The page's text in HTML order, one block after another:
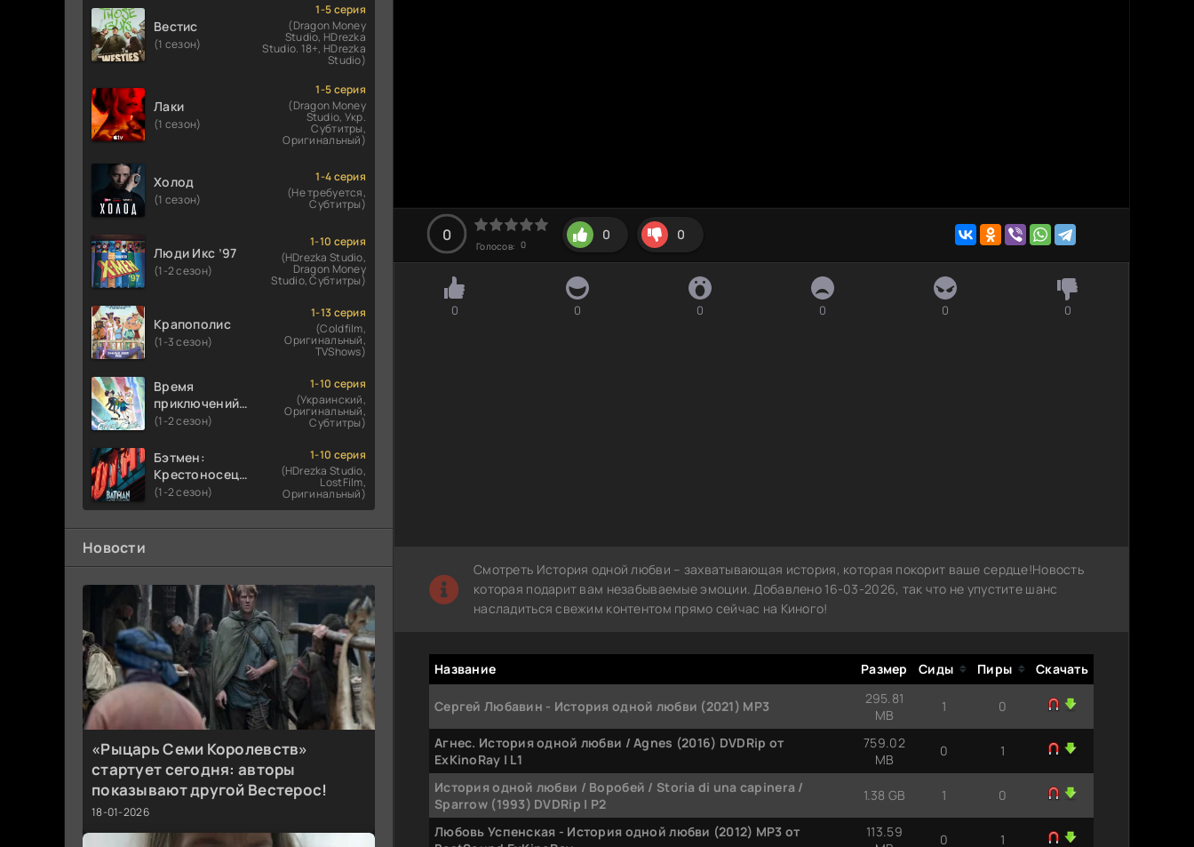
Вестис
(1 сезон)
1-5 серия
(Dragon Money
Studio, HDrezka
Studio. 18+, HDrezka
Studio)
Лаки
(1 сезон)
1-5 серия
(Dragon Money
Studio, Укр.
Субтитры,
Оригинальный)
Холод
(1 сезон)
1-4 серия
(Не требуется,
Субтитры)
Люди Икс ’97
(1-2 сезон)
1-10 серия
(HDrezka Studio,
Dragon Money
Studio, Субтитры)
Крапополис
(1-3 сезон)
1-13 серия
(Coldfilm,
Оригинальный,
TVShows)
Время
приключений:
Фионна и Кейк
(1-2 сезон)
1-10 серия
(Украинский,
Оригинальный,
Субтитры)
Бэтмен:
Крестоносец в
плаще
(1-2 сезон)
1-10 серия
(HDrezka Studio,
LostFilm,
Оригинальный)
Новости
«Рыцарь Семи Королевств»
стартует сегодня: авторы
показывают другой Вестерос!
18-01-2026
0
Голосов: 0
0 0
0 0 0 0 0 0
Смотреть История одной любви – захватывающая история, которая покорит ваше сердце!Новость
которая подарит вам незабываемые эмоции. Добавлено 16-03-2026, так что не упустите шанс
насладиться свежим контентом прямо сейчас на Киного!
Название Размер Сиды Пиры Скачать
Сергей Любавин - История одной любви (2021) MP3
295.81
MB
1 0
Агнес. История одной любви / Agnes (2016) DVDRip от
ExKinoRay | L1
759.02
MB
0 1
История одной любви / Воробей / Storia di una capinera /
Sparrow (1993) DVDRip | P2
1.38 GB 1 0
Любовь Успенская - История одной любви (2012) MP3 от
113.59
0 1